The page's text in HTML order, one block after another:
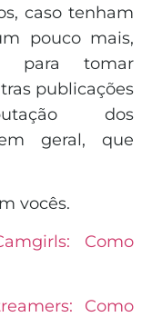
caso tenham
pouco mais,
para tomar
publicações
dos
geral, que
vocês.
Como
Como